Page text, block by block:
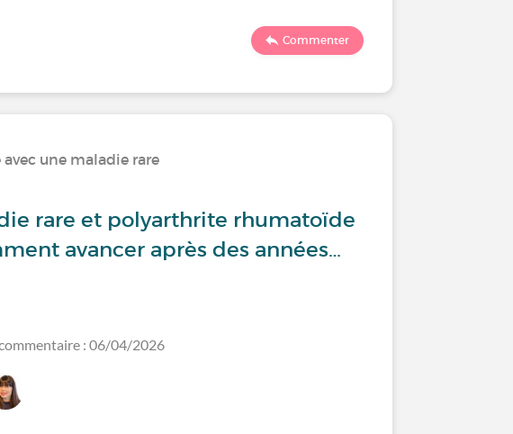
Commenter
avec une maladie rare
rare et polyarthrite rhumatoïde
avancer après des années…
: 06/04/2026